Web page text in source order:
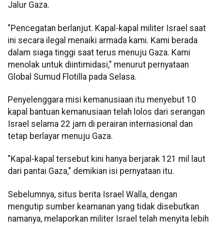
Jalur Gaza.
"Pencegatan berlanjut. Kapal-kapal militer Israel saat
ini secara ilegal menaiki armada kami. Kami berada
dalam siaga tinggi saat terus menuju Gaza. Kami
menolak untuk diintimidasi," menurut pernyataan
Global Sumud Flotilla pada Selasa.
Penyelenggara misi kemanusiaan itu menyebut 10
kapal bantuan kemanusiaan telah lolos dari serangan
Israel selama 22 jam di perairan internasional dan
tetap berlayar menuju Gaza.
"Kapal-kapal tersebut kini hanya berjarak 121 mil laut
dari pantai Gaza," demikian isi pernyataan itu.
Sebelumnya, situs berita Israel Walla, dengan
mengutip sumber keamanan yang tidak disebutkan
namanya, melaporkan militer Israel telah menyita lebih